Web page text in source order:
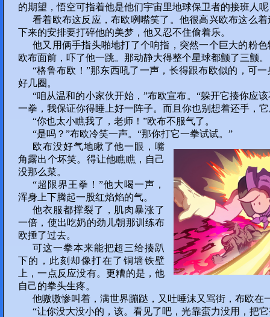
的期望，悟空可指着他是他们宇宙里地球保卫者的接班人
看着欧布这反应，布欧咧嘴笑了。他很高兴欧布这么
下来的安排要打碎他的美梦，他又忍不住偷着乐。
他又用俩手指头啪地打了个响指，突然一个巨大的粉
欧布面前，吓了他一跳。那动静大得整个星球都颤了三颤。
“格鲁布欧！”那东西吼了一声，长得跟布欧似的，可
好几圈。
“咱从温和的小家伙开始，”布欧宣布。“躲开它揍你应
一拳，我保证你得睡上好一阵子。而且你也别想着还手，
“你也太小瞧我了，老师！”欧布不服气了。
“是吗？”布欧冷笑一声。“那你打它一拳试试。”
欧布没好气地瞅了他一眼，嘴
角露出个坏笑。得让他瞧瞧，自己
没那么菜。
“超限界王拳！”他大喝一声，
浑身上下腾起一股红焰焰的气。
他衣服都撑裂了，肌肉暴涨了
一倍，使出吃奶的劲儿朝那训练布
欧捶了过去。
可这一拳本来能把超三给揍趴
下的，此刻却像打在了铜墙铁壁
上，一点反应没有。更糟的是，他
自己的拳头生疼。
他嗷嗷惨叫着，满世界蹦跶，又吐唾沫又骂街，布欧在
“让你没大没小的，该。看见了吧，光靠蛮力没用，把